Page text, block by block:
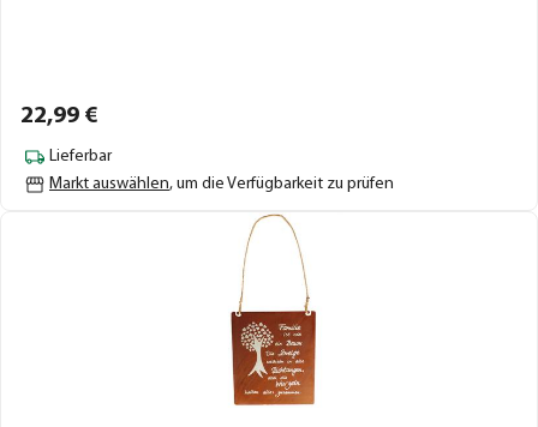
22,99 €
Lieferbar
Markt auswählen, um die Verfügbarkeit zu prüfen